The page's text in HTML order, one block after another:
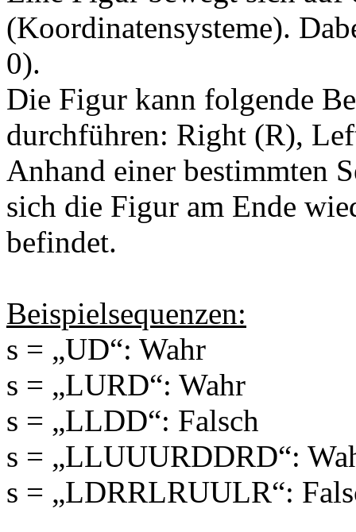
(Koordinatensysteme).
0).
Die Figur kann folgende
durchführen: Right (R),
Anhand einer bestimmten
sich die Figur am Ende
befindet.
Beispielsequenzen:
s = „UD“: Wahr
s = „LURD“: Wahr
s = „LLDD“: Falsch
s = „LLUUURDDRD“:
s = „LDRRLRUULR“: